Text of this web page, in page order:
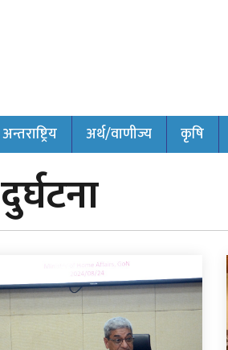
अन्तराष्ट्रिय अर्थ/वाणीज्य कृषि
दुर्घटना